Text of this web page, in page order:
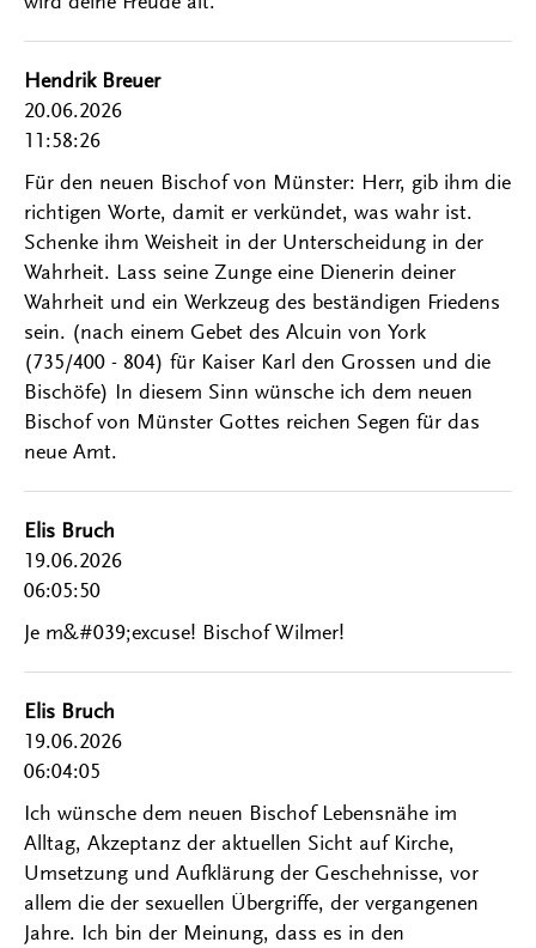
Hendrik Breuer
20.06.2026
11:58:26
Für den neuen Bischof von Münster: Herr, gib ihm die
richtigen Worte, damit er verkündet, was wahr ist.
Schenke ihm Weisheit in der Unterscheidung in der
Wahrheit. Lass seine Zunge eine Dienerin deiner
Wahrheit und ein Werkzeug des beständigen Friedens
sein. (nach einem Gebet des Alcuin von York
(735/400 - 804) für Kaiser Karl den Grossen und die
Bischöfe) In diesem Sinn wünsche ich dem neuen
Bischof von Münster Gottes reichen Segen für das
neue Amt.
Elis Bruch
19.06.2026
06:05:50
Je m&#039;excuse! Bischof Wilmer!
Elis Bruch
19.06.2026
06:04:05
Ich wünsche dem neuen Bischof Lebensnähe im
Alltag, Akzeptanz der aktuellen Sicht auf Kirche,
Umsetzung und Aufklärung der Geschehnisse, vor
allem die der sexuellen Übergriffe, der vergangenen
Jahre. Ich bin der Meinung, dass es in den